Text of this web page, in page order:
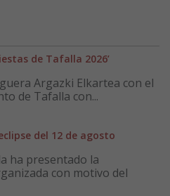
de Tafalla 2026’
Argazki Elkartea con el
de Tafalla con...
del 12 de agosto
ha presentado la
con motivo del